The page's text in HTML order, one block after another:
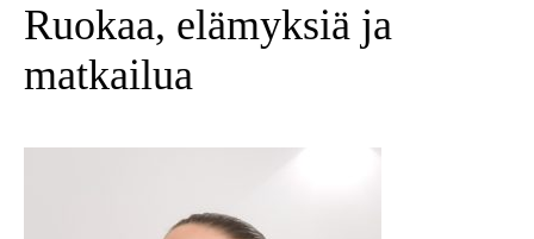
Ruokaa, elämyksiä ja
matkailua